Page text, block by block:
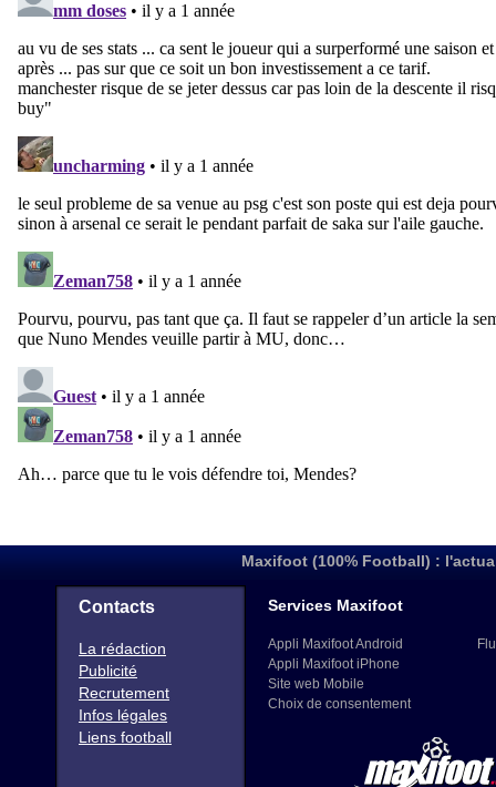
Maxifoot (100% Football) :
Contacts
La rédaction
Publicité
Recrutement
Infos légales
Liens football
Services Maxifoot
Appli Maxifoot Android
Appli Maxifoot iPhone
Site web Mobile
Choix de consentement